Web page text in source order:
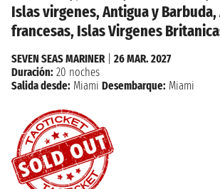
Islas virgenes, Antigua y
francesas, Islas Virgenes
SEVEN SEAS MARINER| 26 MAR. 2027
Duración: 20 noches
Salida desde: Miami Desembarque: Miami